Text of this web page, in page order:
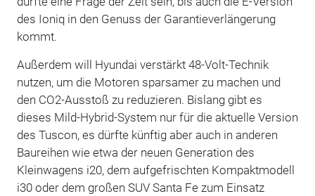
des Ioniq in den Genuss der Garantieverlängerung
kommt.
Außerdem will Hyundai verstärkt 48-Volt-Technik
nutzen, um die Motoren sparsamer zu machen und
den CO2-Ausstoß zu reduzieren. Bislang gibt es
dieses Mild-Hybrid-System nur für die aktuelle Version
des Tuscon, es dürfte künftig aber auch in anderen
Baureihen wie etwa der neuen Generation des
Kleinwagens i20, dem aufgefrischten Kompaktmodell
i30 oder dem großen SUV Santa Fe zum Einsatz